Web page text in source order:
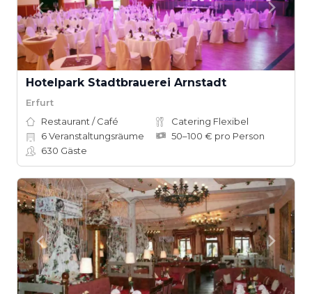
Hotelpark Stadtbrauerei Arnstadt
Erfurt
Restaurant / Café
Catering Flexibel
6Veranstaltungsräume
50–100 € pro Person
630 Gäste